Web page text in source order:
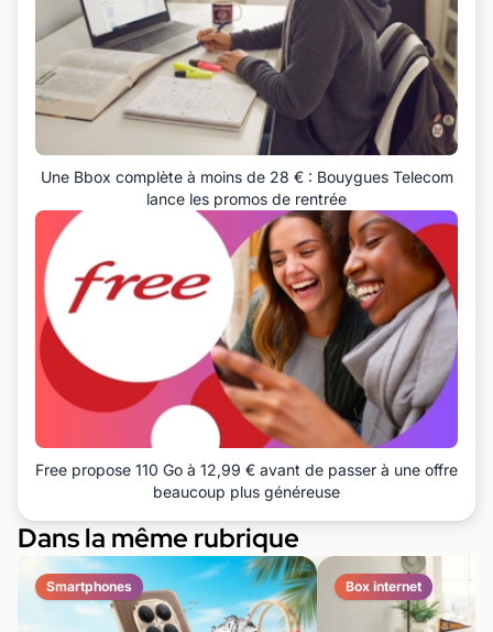
Une Bbox complète à moins de 28 € : Bouygues Telecom
lance les promos de rentrée
Free propose 110 Go à 12,99 € avant de passer à une offre
beaucoup plus généreuse
Dans la même rubrique
Smartphones Box internet